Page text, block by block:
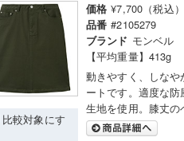
比較対象にす
価格 ¥7,700（税込）
品番 #2105279
ブランド モンベル
【平均重量】413g
動きやすく、しな
ートです。適度な
生地を使用。膝丈の